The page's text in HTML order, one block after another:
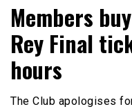
Members
Rey Final
hours
The Club apologises